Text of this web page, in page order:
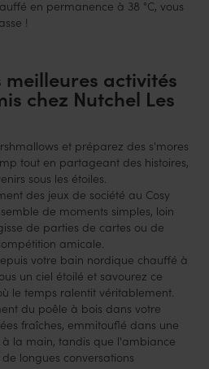
en permanence à 38 °C, vous
!
meilleures activités
chez Nutchel Les
et préparez des s'mores
tout en partageant des histoires,
sous les étoiles.
des jeux de société au Cosy
de moments simples, loin
de parties de cartes ou de
amicale.
votre bain nordique chauffé à
un ciel étoilé et savourez ce
le temps ralentit véritablement.
du poêle à bois dans votre
fraîches, emmitouflé dans une
à la main, tandis que l'ambiance
longues conversations